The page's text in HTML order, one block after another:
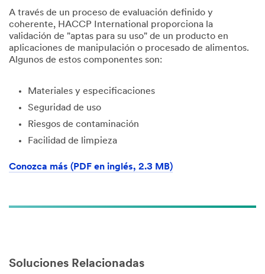
A través de un proceso de evaluación definido y
coherente, HACCP International proporciona la
validación de "aptas para su uso" de un producto en
aplicaciones de manipulación o procesado de alimentos.
Algunos de estos componentes son:
Materiales y especificaciones
Seguridad de uso
Riesgos de contaminación
Facilidad de limpieza
Conozca más (PDF en inglés, 2.3 MB)
Soluciones Relacionadas